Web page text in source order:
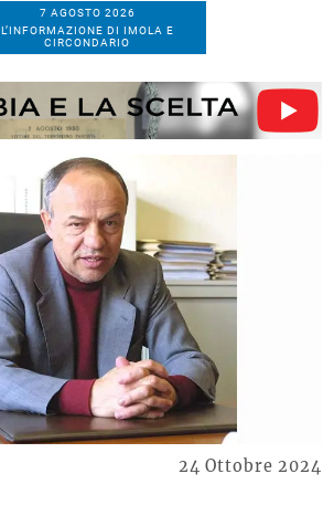
7 AGOSTO 2026
L’INFORMAZIONE DI IMOLA E
CIRCONDARIO
24 Ottobre 2024